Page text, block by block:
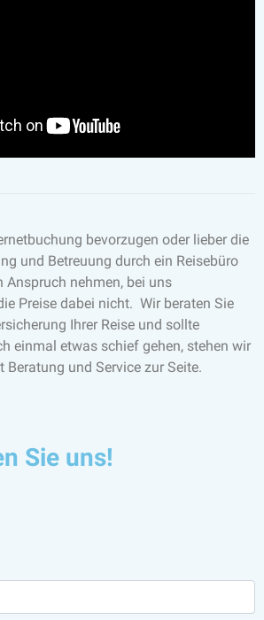
bevorzugen oder lieber die
und Betreuung durch ein Reisebüro
Anspruch nehmen, bei uns
Preise dabei nicht. Wir beraten Sie
Ihrer Reise und sollte
einmal etwas schief gehen, stehen wir
Beratung und Service zur Seite.
Sie uns!